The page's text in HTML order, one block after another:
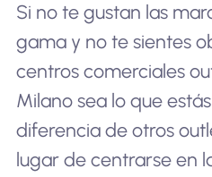
Si no te gustan las
gama y no te sientes
centros comerciales
Milano sea lo que
diferencia de otros
lugar de centrarse en